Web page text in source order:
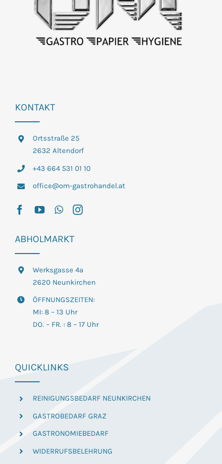
KONTAKT
Ortsstraße 25
2632 Altendorf
+43 664 531 01 10
office@om-gastrohandel.at
ABHOLMARKT
Werksgasse 4a
2620 Neunkirchen
ÖFFNUNGSZEITEN:
MI: 8 – 13 Uhr
DO. – FR. : 8 – 17 Uhr
QUICKLINKS
REINIGUNGSBEDARF NEUNKIRCHEN
GASTROBEDARF GRAZ
GASTRONOMIEBEDARF
WIDERRUFSBELEHRUNG